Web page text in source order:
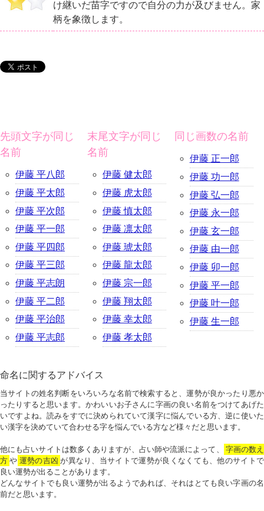
け継いだ苗字ですので自分の力が及びません。家
柄を象徴します。
先頭文字が同じ
名前
伊藤 平八郎
伊藤 平太郎
伊藤 平次郎
伊藤 平一郎
伊藤 平四郎
伊藤 平三郎
伊藤 平志朗
伊藤 平二郎
伊藤 平治郎
伊藤 平志郎
末尾文字が同じ
名前
伊藤 健太郎
伊藤 虎太郎
伊藤 慎太郎
伊藤 凛太郎
伊藤 琥太郎
伊藤 龍太郎
伊藤 宗一郎
伊藤 翔太郎
伊藤 幸太郎
伊藤 孝太郎
同じ画数の名前
伊藤 正一郎
伊藤 功一郎
伊藤 弘一郎
伊藤 永一郎
伊藤 玄一郎
伊藤 由一郎
伊藤 卯一郎
伊藤 平一郎
伊藤 叶一郎
伊藤 生一郎
命名に関するアドバイス
当サイトの姓名判断をいろいろな名前で検索すると、運勢が良かったり悪か
ったりすると思います。かわいいお子さんに字画の良い名前をつけてあげた
いですよね。読みをすでに決められていて漢字に悩んでいる方、逆に使いた
い漢字を決めていて合わせる字を悩んでいる方など様々だと思います。
他にも占いサイトは数多くありますが、占い師や流派によって、
字画の数え
方 や 運勢の吉凶 が異なり、当サイトで運勢が良くなくても、他のサイトで
良い運勢が出ることがあります。
どんなサイトでも良い運勢が出るようであれば、それはとても良い字画の名
前だと思います。